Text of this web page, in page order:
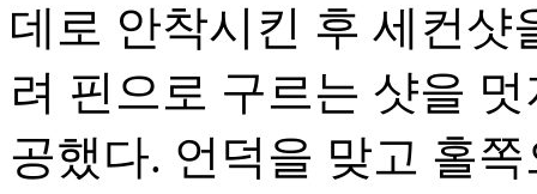
데로 안착시킨 후 세컨샷
려 핀으로 구르는 샷을
공했다. 언덕을 맞고 홀